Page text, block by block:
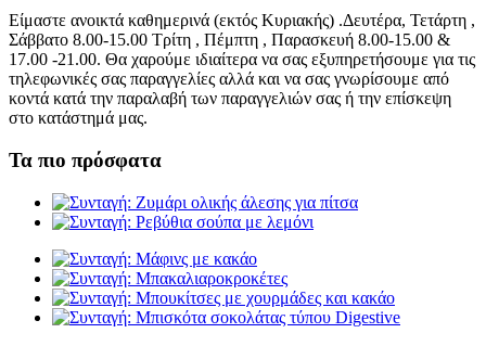
Είμαστε ανοικτά καθημερινά (εκτός Κυριακής) .Δευτέρα, Τετάρτη ,
Σάββατο 8.00-15.00 Τρίτη , Πέμπτη , Παρασκευή 8.00-15.00 &
17.00 -21.00. Θα χαρούμε ιδιαίτερα να σας εξυπηρετήσουμε για τις
τηλεφωνικές σας παραγγελίες αλλά και να σας γνωρίσουμε από
κοντά κατά την παραλαβή των παραγγελιών σας ή την επίσκεψη
στο κατάστημά μας.
Τα πιο πρόσφατα